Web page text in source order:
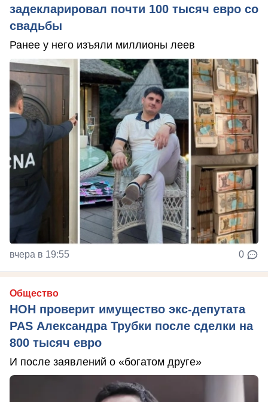
задекларировал почти 100 тысяч евро со
свадьбы
Ранее у него изъяли миллионы леев
вчера в 19:55 0
Общество
НОН проверит имущество экс-депутата
PAS Александра Трубки после сделки на
800 тысяч евро
И после заявлений о «богатом друге»